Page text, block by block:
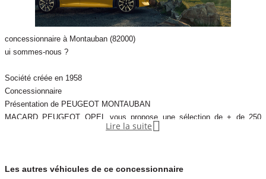
concessionnaire à Montauban (82000)
ui sommes-nous ?
Société créée en 1958
Concessionnaire
Présentation de PEUGEOT MONTAUBAN
MACARD PEUGEOT OPEL vous propose une sélection de + de 250
véhicules d’occasion de marques Peugeot et autres marques.
véhicules neufs et d'occasion de qualité pour particuliers et professionnels
Lire la suite 
Les autres véhicules de ce concessionnaire